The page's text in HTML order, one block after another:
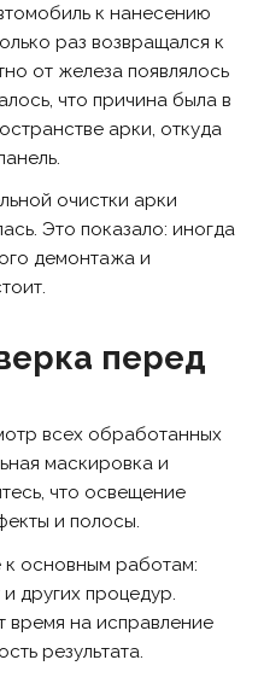
к нанесению
раз возвращался к
от железа появлялось
что причина была в
арки, откуда
очистки арки
Это показало: иногда
демонтажа и
перед
всех обработанных
маскировка и
что освещение
и полосы.
к основным работам:
других процедур.
время на исправление
результата.